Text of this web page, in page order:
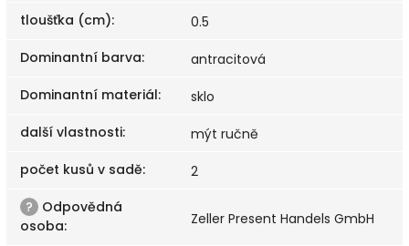
tloušťka (cm):
0.5
Dominantní barva:
antracitová
Dominantní materiál:
sklo
další vlastnosti:
mýt ručně
počet kusů v sadě:
2
? Odpovědná
osoba: Zeller Present Handels GmbH